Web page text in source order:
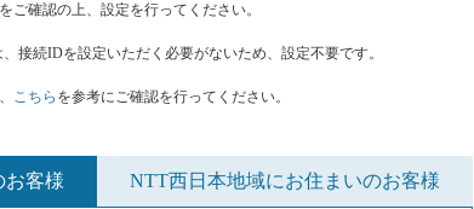
ご確認の上、設定を行ってください。
接続IDを設定いただく必要がないため、設定不要です。
こちら を参考にご確認を行ってください。
お客様 NTT西日本地域にお住まいのお客様